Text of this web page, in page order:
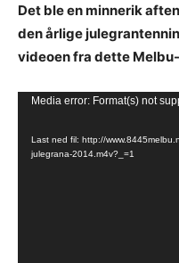
Det ble en minnerik
den årlige
videoen fra dette
Videoavspiller
Media error: Format(s) not
Last ned fil: http://
julegrana-2014.m4v?_=1